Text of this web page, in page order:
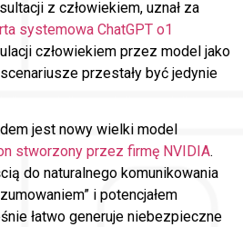
z człowiekiem, uznał za
systemowa ChatGPT o1
człowiekiem przez model jako
przestały być jedynie
jest nowy wielki model
stworzony przez firmę NVIDIA.
do naturalnego komunikowania
i potencjałem
łatwo generuje niebezpieczne